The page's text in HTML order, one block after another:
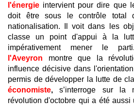
l'énergie intervient pour dire que
doit être sous le contrôle total
nationalisation. Il voit dans les
classe un point d'appui à la
impérativement mener le
l'Aveyron
montre que la
influence décisive dans
permis de développer la lutte de
économiste, s’interroge sur la
révolution d'octobre qui a été aussi